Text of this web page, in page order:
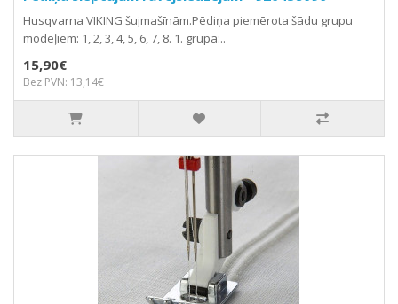
Husqvarna VIKING šujmašīnām.Pēdiņa piemērota šādu grupu
modeļiem: 1, 2, 3, 4, 5, 6, 7, 8. 1. grupa:..
15,90€
Bez PVN: 13,14€